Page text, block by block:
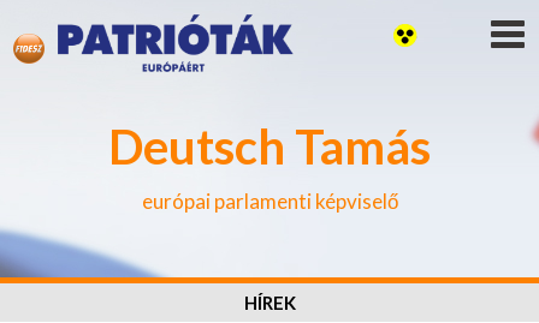
Deutsch Tamás
európai parlamenti képviselő
HÍREK